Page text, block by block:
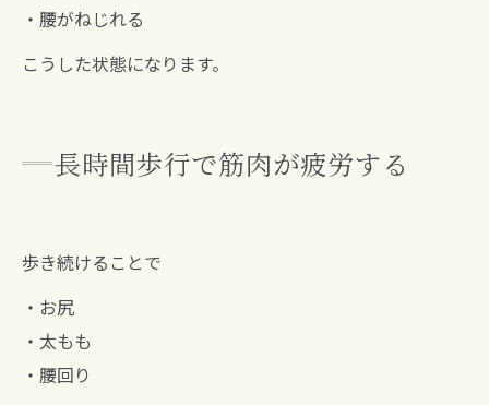
・腰がねじれる
こうした状態になります。
長時間歩行で筋肉が疲労する
歩き続けることで
・お尻
・太もも
・腰回り